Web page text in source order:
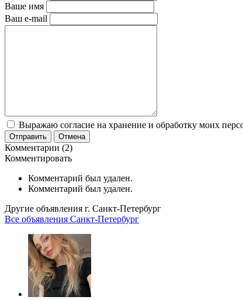
Ваше имя
Ваш e-mail
Выражаю согласие на хранение и обработку моих
Отправить Отмена
Комментарии (2)
Комментировать
Комментарий был удален.
Комментарий был удален.
Другие объявления г. Санкт-Петербург
Все объявления Санкт-Петербург